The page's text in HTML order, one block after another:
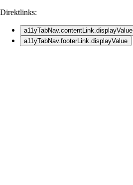
Direktlinks:
a11yTabNav.contentLink.displayValue
a11yTabNav.footerLink.displayValue